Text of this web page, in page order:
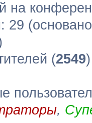
на
29
(2549
,